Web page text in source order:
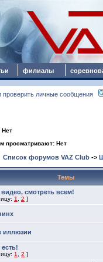
филиалы
проверить личные сообщения
Нет
просматривают: Нет
Список форумов VAZ Club ->
Темы
смотреть всем!
1 2 ]
иллюзии
1 2 ]